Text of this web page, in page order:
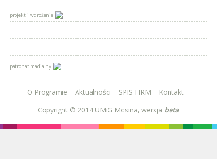
projekt i wdrożenie
patronat madialny
O Programie Aktualności SPIS FIRM
Kontakt
Copyright © 2014 UMiG Mosina, wersja beta